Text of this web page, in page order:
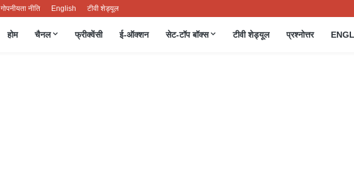
गोपनीयता नीति English टीवी शेड्यूल
होम चैनल फ्रीक्वेंसी ई-ऑक्शन सेट-टॉप बॉक्स टीवी शेड्यूल प्रश्नोत्तर